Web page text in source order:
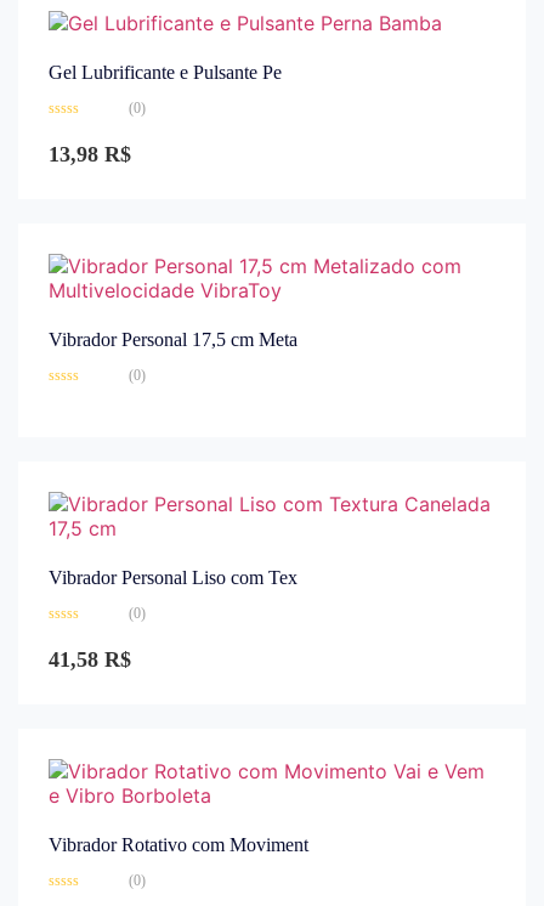
Gel Lubrificante e Pulsante Pe
0
de
(0)
13,98 R$
Vibrador Personal 17,5 cm Meta
(0)
Vibrador Personal Liso com Tex
0
de
(0)
41,58 R$
Vibrador Rotativo com Moviment
(0)